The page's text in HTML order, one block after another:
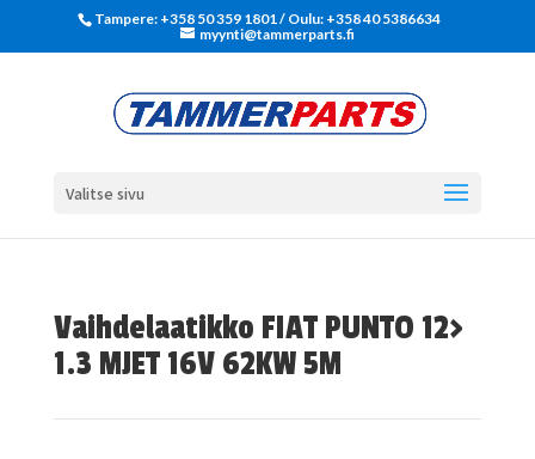
Tampere: +358 50 359 1801‬ / Oulu: +358 40 5386634
myynti@tammerparts.fi
Valitse sivu
Vaihdelaatikko FIAT PUNTO 12>
1.3 MJET 16V 62KW 5M